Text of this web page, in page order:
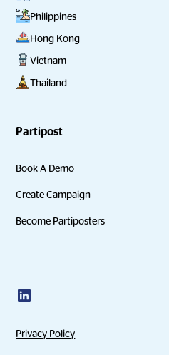
Philippines
Hong Kong
Vietnam
Thailand
Partipost
Book A Demo
Create Campaign
Become Partiposters
Privacy Policy